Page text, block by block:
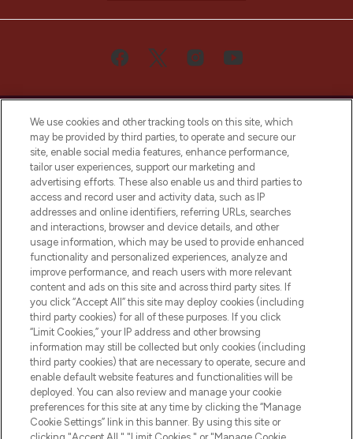
Bądź pierwszą osobą, która dowie się o
najnowszych produktach, od niszowych i
uznanych marek, sezonowych trendach i
otrzyma ekskluzywne artykuły redakcyjne
z Sunday Supplement.
Zgoda na pliki cookie
Do Not Sell or Share My Personal
Information
POMOC & INFORMACJE
WAŻNE INFORMACJE
O LOOKFANTASTIC
We use cookies and other tracking tools on this site, which
may be provided by third parties, to operate and secure our
site, enable social media features, enhance performance,
tailor user experiences, support our marketing and
advertising efforts. These also enable us and third parties to
access and record user and activity data, such as IP
addresses and online identifiers, referring URLs, searches
and interactions, browser and device details, and other
usage information, which may be used to provide enhanced
functionality and personalized experiences, analyze and
improve performance, and reach users with more relevant
content and ads on this site and across third party sites. If
you click “Accept All” this site may deploy cookies (including
third party cookies) for all of these purposes. If you click
“Limit Cookies,” your IP address and other browsing
information may still be collected but only cookies (including
third party cookies) that are necessary to operate, secure and
enable default website features and functionalities will be
deployed. You can also review and manage your cookie
preferences for this site at any time by clicking the “Manage
Cookie Settings” link in this banner. By using this site or